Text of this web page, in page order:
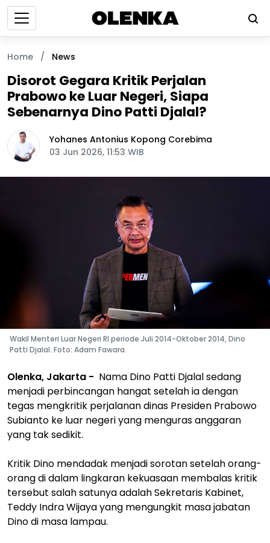
Home / News
Disorot Gegara Kritik Perjalan
Prabowo ke Luar Negeri, Siapa
Sebenarnya Dino Patti Djalal?
Yohanes Antonius Kopong Corebima
03 Jun 2026, 11:53 WIB
Wakil Menteri Luar Negeri RI periode Juli 2014-Oktober 2014, Dino
Patti Djalal. Foto: Adam Fawara.
Olenka, Jakarta - Nama Dino Patti Djalal sedang
menjadi perbincangan hangat setelah ia dengan
tegas mengkritik perjalanan dinas Presiden Prabowo
Subianto ke luar negeri yang menguras anggaran
yang tak sedikit.
Kritik Dino mendadak menjadi sorotan setelah orang-
orang di dalam lingkaran kekuasaan membalas kritik
tersebut salah satunya adalah Sekretaris Kabinet,
Teddy Indra Wijaya yang mengungkit masa jabatan
Dino di masa lampau.